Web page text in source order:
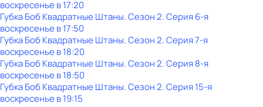
воскресенье в17:20
Губка Боб Квадратные Штаны. Сезон 2. Серия 6-я
воскресенье в17:50
Губка Боб Квадратные Штаны. Сезон 2. Серия 7-я
воскресенье в18:20
Губка Боб Квадратные Штаны. Сезон 2. Серия 8-я
воскресенье в18:50
Губка Боб Квадратные Штаны. Сезон 2. Серия 15-я
воскресенье в19:15